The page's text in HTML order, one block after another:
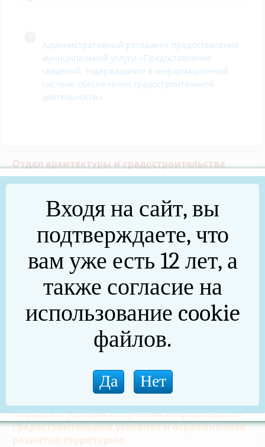
Административный регламент предоставления
муниципальной услуги «Предоставление
сведений, содержащихся в информационной
системе обеспечения градостроительной
деятельности»
Отдел архитектуры и градостроительства
Документы территориального планирования
Получить услугу в сфере строительства
Правила землепользования и застройки
Документация по планировке территории
Полезные ссылки
систем в сфере градостроительной
Порядок и условия получения информации о
градостроительных условиях и ограничениях
развития территории
Входя на сайт, вы
подтверждаете, что
вам уже есть 12 лет, а
также согласие на
использование cookie
файлов.